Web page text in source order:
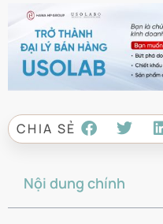
CHIA SẺ
Nội dung chính